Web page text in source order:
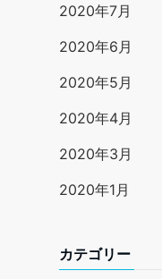
2020年7月
2020年6月
2020年5月
2020年4月
2020年3月
2020年1月
カテゴリー